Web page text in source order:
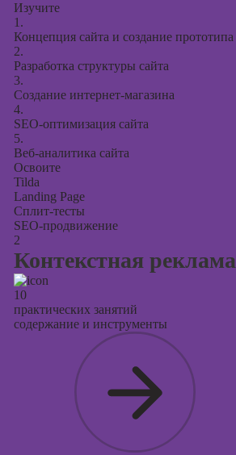
Изучите
1.
Концепция сайта и создание прототипа
2.
Разработка структуры сайта
3.
Создание интернет-магазина
4.
SEO-оптимизация сайта
5.
Веб-аналитика сайта
Освоите
Tilda
Landing Page
Сплит-тесты
SEO-продвижение
2
Контекстная реклама
10
практических занятий
содержание и инструменты